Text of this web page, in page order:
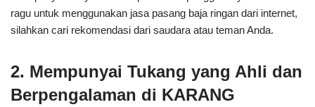
ragu untuk menggunakan jasa pasang baja ringan dari internet,
silahkan cari rekomendasi dari saudara atau teman Anda.
2. Mempunyai Tukang yang Ahli dan
Berpengalaman di KARANG